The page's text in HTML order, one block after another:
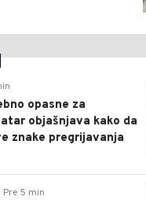
opasne za
objašnjava kako da
znake pregrijavanja
Pre 5 min